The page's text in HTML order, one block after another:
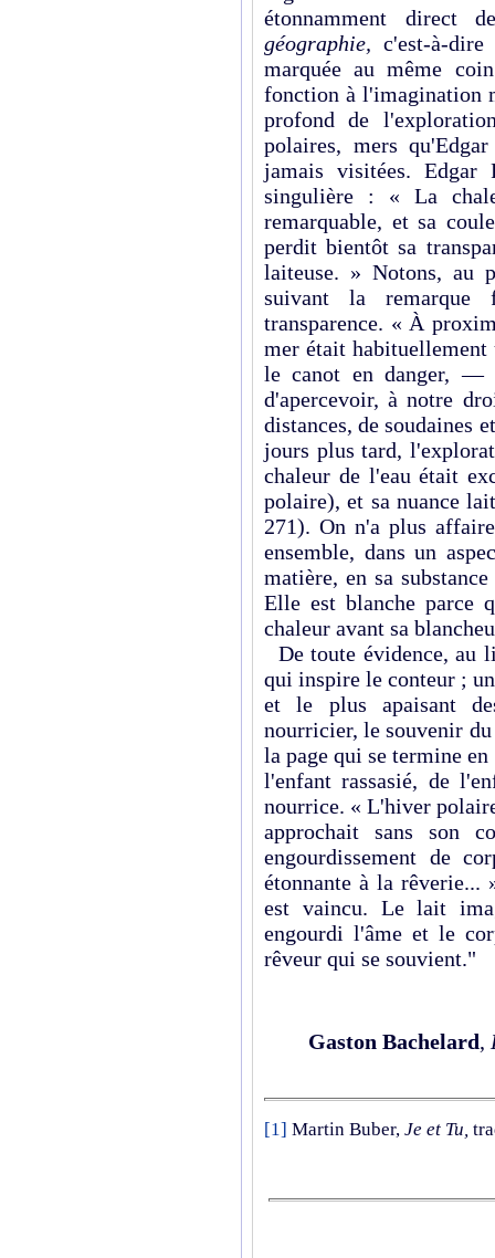
étonnamment direct
géographie, c'est-à-
marquée au même
fonction à l'imagination
profond de
polaires, mers
jamais visitées.
singulière : « La
remarquable, et sa
perdit bientôt sa
laiteuse. » Notons, au
suivant la
transparence. « À
mer était habituellement
le canot en danger, —
d'apercevoir, à notre
distances, de soudaines
jours plus tard,
chaleur de l'eau était
polaire), et sa nuance
271). On n'a plus
ensemble, dans un
matière, en sa
Elle est blanche parce
chaleur avant sa
De toute évidence, au
qui inspire le conteur ;
et le plus apaisant
nourricier, le souvenir
la page qui se termine
l'enfant rassasié, de
nourrice. « L'hiver
approchait sans son
engourdissement de
étonnante à la
est vaincu. Le lait
engourdi l'âme et le
rêveur qui se souvient."
Gaston Bachelard,
[1] Martin Buber, Je et Tu,